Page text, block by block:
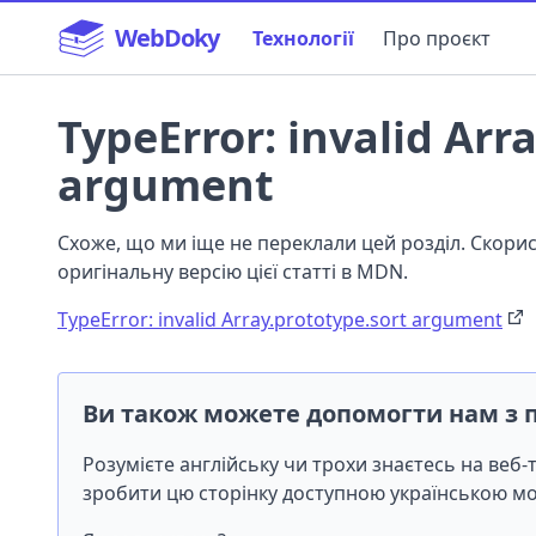
WebDoky Технології Про проєкт
TypeError: invalid
argument
Схоже, що ми іще не переклали цей розділ.
оригінальну версію цієї статті в MDN.
TypeError: invalid Array.prototype.sort argument
Ви також можете допомогти нам з
Розумієте англійську чи трохи знаєтесь на
зробити цю сторінку доступною українською